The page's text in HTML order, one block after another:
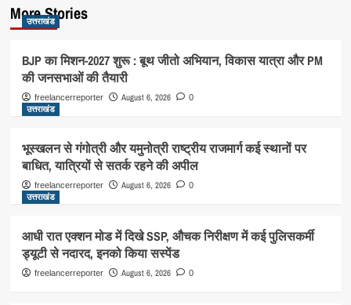
More Stories
उत्तराखंड
BJP का मिशन-2027 शुरू : बूथ जीतो अभियान, विकास यात्रा और PM
की जनसभाओं की तैयारी
freelancerreporter August 6, 2026 0
उत्तराखंड
भूस्खलन से गंगोत्री और यमुनोत्री राष्ट्रीय राजमार्ग कई स्थानों पर
बाधित, यात्रियों से सतर्क रहने की अपील
freelancerreporter August 6, 2026 0
उत्तराखंड
आधी रात एक्शन मोड में दिखे SSP, औचक निरीक्षण में कई पुलिसकर्मी
ड्यूटी से नदारद, इनको किया सस्पेंड
freelancerreporter August 6, 2026 0